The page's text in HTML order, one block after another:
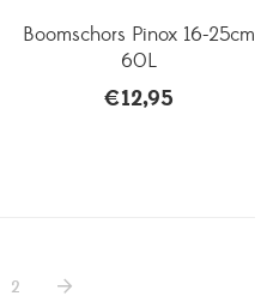
Boomschors Pinox 16-25cm
60L
€12,95
2